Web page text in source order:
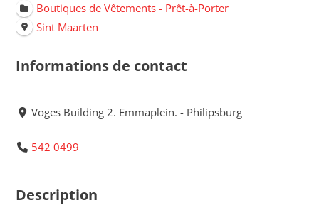
Boutiques de Vêtements - Prêt-à-Porter
Sint Maarten
Informations de contact
Voges Building 2. Emmaplein. - Philipsburg
542 0499
Description